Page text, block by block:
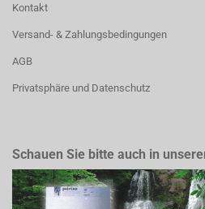
Kontakt
Versand- & Zahlungsbedingungen
AGB
Privatsphäre und Datenschutz
Schauen Sie bitte auch in